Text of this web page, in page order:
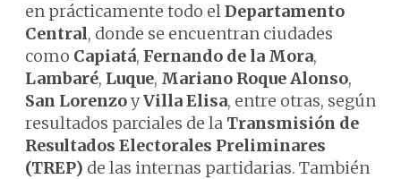
en prácticamente todo elDepartamento
Central, donde se encuentran ciudades
como Capiatá, Fernando de la Mora,
Lambaré, Luque, Mariano Roque Alonso,
San LorenzoyVilla Elisa, entre otras, según
resultados parciales de la Transmisión de
Resultados Electorales Preliminares
(TREP) de las internas partidarias. También